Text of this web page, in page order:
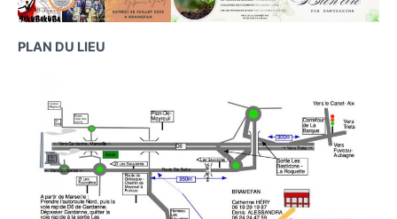
PLAN DU LIEU